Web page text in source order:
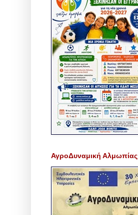
ΑγροΔυναμική Αλμωπίας